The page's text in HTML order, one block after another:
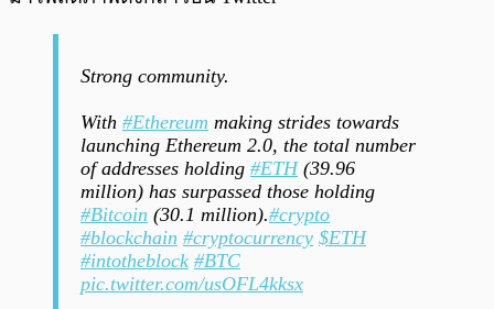
Strong community.
With #Ethereum making strides towards
launching Ethereum 2.0, the total number
of addresses holding #ETH(39.96
million) has surpassed those holding
#Bitcoin (30.1 million).#crypto
#blockchain #cryptocurrency $ETH
#intotheblock #BTC
pic.twitter.com/usOFL4kksx